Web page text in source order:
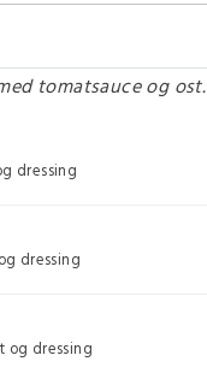
tomatsauce og ost.
dressing
dressing
og dressing